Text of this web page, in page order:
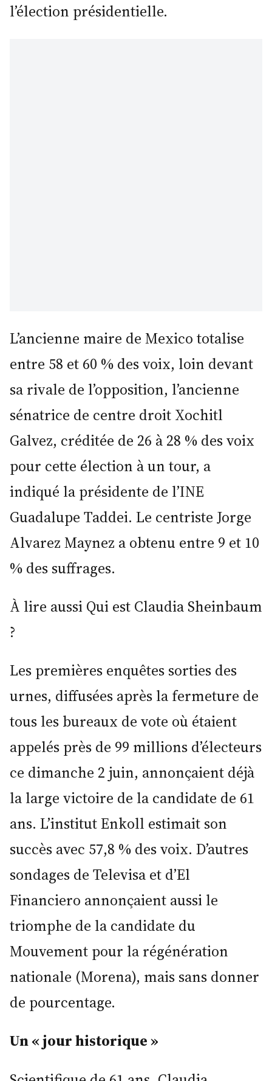
l’élection présidentielle.
L’ancienne maire de Mexico totalise
entre 58 et 60 % des voix, loin devant
sa rivale de l’opposition, l’ancienne
sénatrice de centre droit Xochitl
Galvez, créditée de 26 à 28 % des voix
pour cette élection à un tour, a
indiqué la présidente de l’INE
Guadalupe Taddei. Le centriste Jorge
Alvarez Maynez a obtenu entre 9 et 10
% des suffrages.
À lire aussi Qui est Claudia Sheinbaum
?
Les premières enquêtes sorties des
urnes, diffusées après la fermeture de
tous les bureaux de vote où étaient
appelés près de 99 millions d’électeurs
ce dimanche 2 juin, annonçaient déjà
la large victoire de la candidate de 61
ans. L’institut Enkoll estimait son
succès avec 57,8 % des voix. D’autres
sondages de Televisa et d’El
Financiero annonçaient aussi le
triomphe de la candidate du
Mouvement pour la régénération
nationale (Morena), mais sans donner
de pourcentage.
Un « jour historique »